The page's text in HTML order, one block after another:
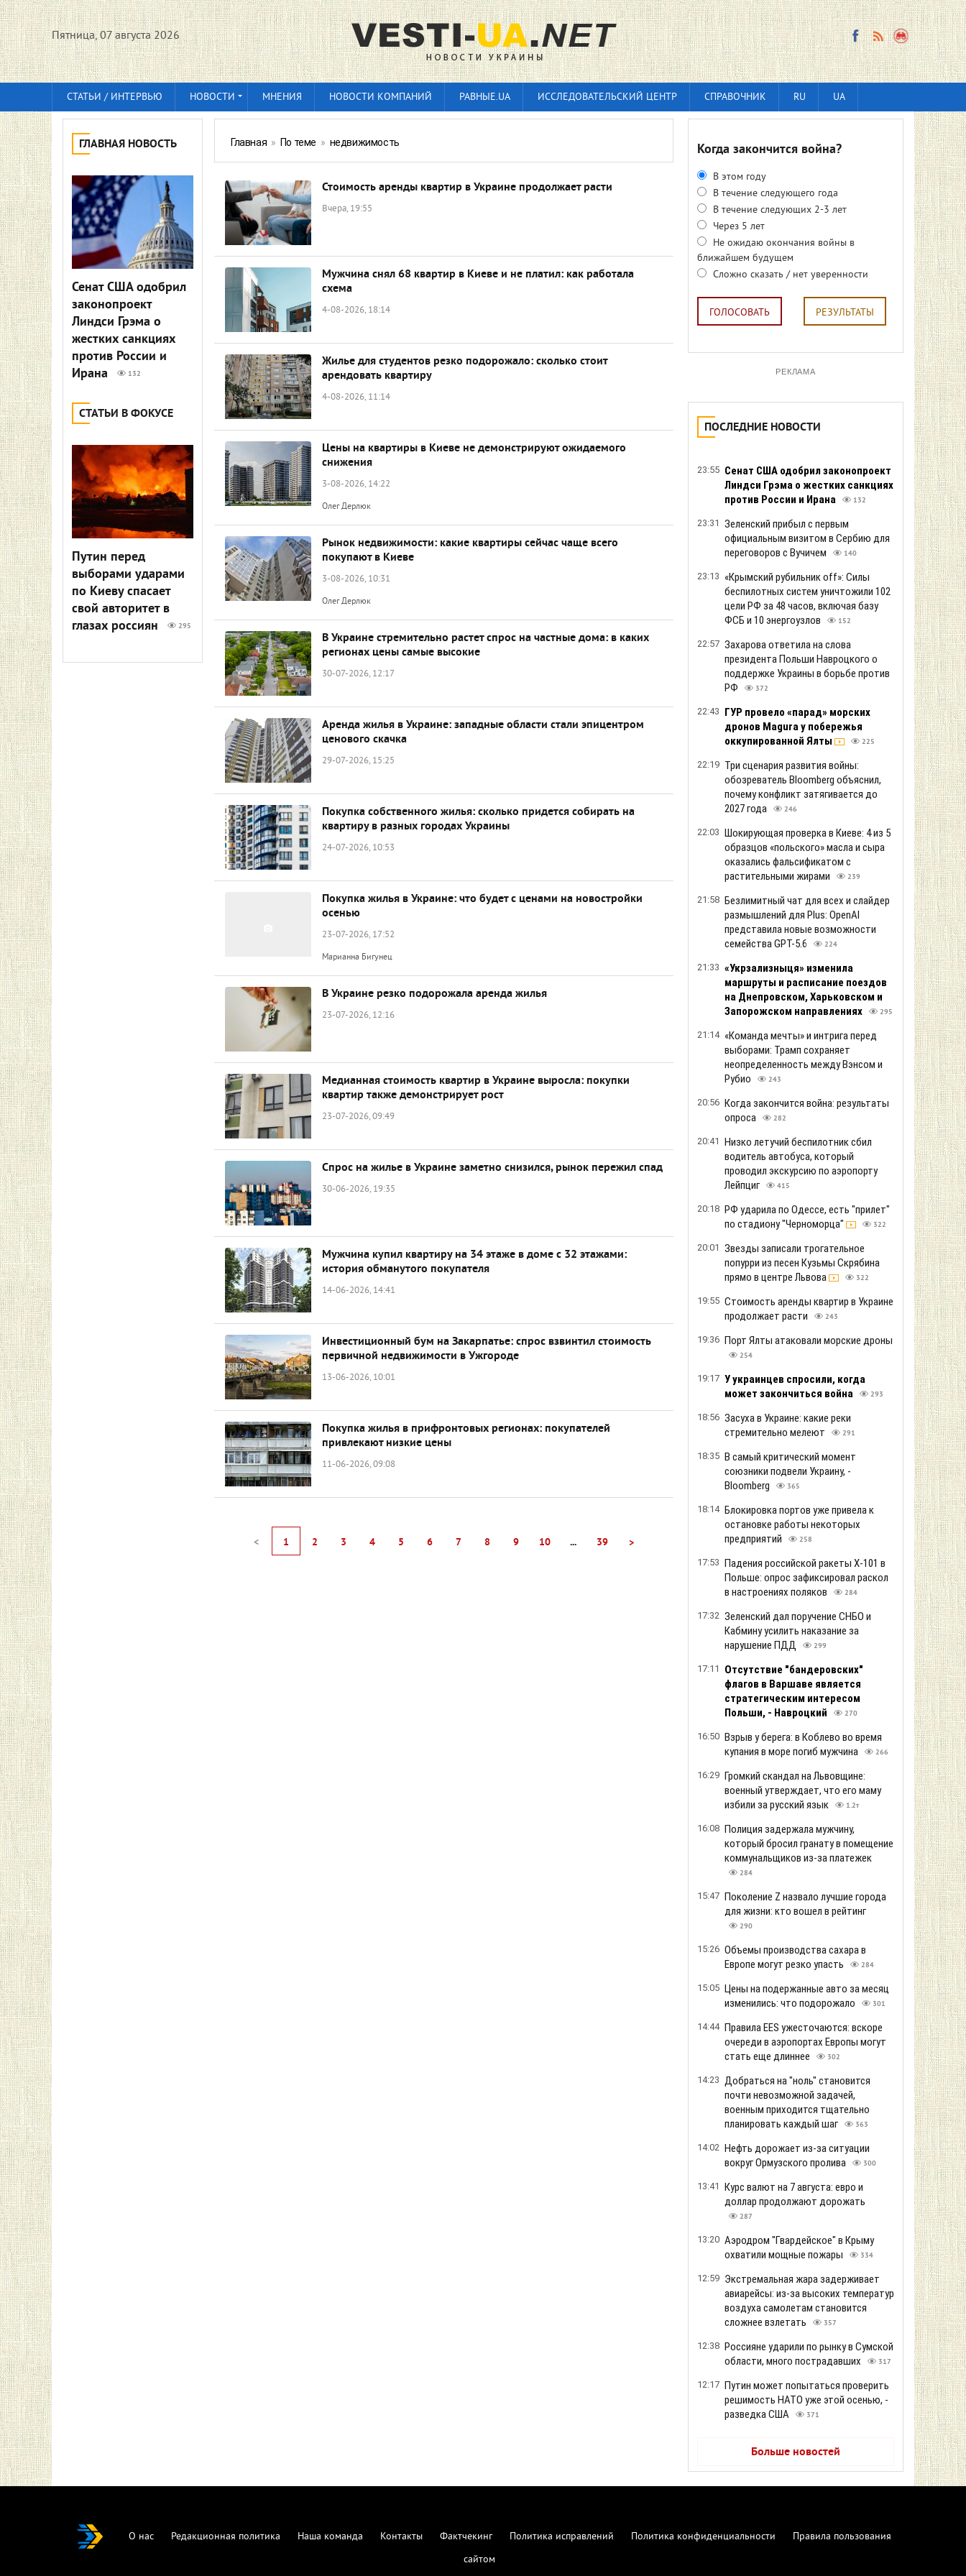
Пятница, 07 августа 2026
СТАТЬИ / ИНТЕРВЬЮ НОВОСТИ МНЕНИЯ НОВОСТИ КОМПАНИЙ РАВНЫЕ.UA ИССЛЕДОВАТЕЛЬСКИЙ ЦЕНТР СПРАВОЧНИК RU UA
ГЛАВНАЯ НОВОСТЬ
Сенат США одобрил
законопроект
Линдси Грэма о
жестких санкциях
против России и
Ирана
132
СТАТЬИ В ФОКУСЕ
Путин перед
выборами ударами
по Киеву спасает
свой авторитет в
глазах россиян
295
Главная » По теме » недвижимость
Стоимость аренды квартир в Украине продолжает расти
Вчера, 19:55
Мужчина снял 68 квартир в Киеве и не платил: как работала
схема
4-08-2026, 18:14
Жилье для студентов резко подорожало: сколько стоит
арендовать квартиру
4-08-2026, 11:14
Цены на квартиры в Киеве не демонстрируют ожидаемого
снижения
3-08-2026, 14:22
Олег Дерлюк
Рынок недвижимости: какие квартиры сейчас чаще всего
покупают в Киеве
3-08-2026, 10:31
Олег Дерлюк
В Украине стремительно растет спрос на частные дома: в каких
регионах цены самые высокие
30-07-2026, 12:17
Аренда жилья в Украине: западные области стали эпицентром
ценового скачка
29-07-2026, 15:25
Покупка собственного жилья: сколько придется собирать на
квартиру в разных городах Украины
24-07-2026, 10:53
Покупка жилья в Украине: что будет с ценами на новостройки
осенью
23-07-2026, 17:52
Марианна Бигунец
В Украине резко подорожала аренда жилья
23-07-2026, 12:16
Медианная стоимость квартир в Украине выросла: покупки
квартир также демонстрирует рост
23-07-2026, 09:49
Спрос на жилье в Украине заметно снизился, рынок пережил спад
30-06-2026, 19:35
Мужчина купил квартиру на 34 этаже в доме с 32 этажами:
история обманутого покупателя
14-06-2026, 14:41
Инвестиционный бум на Закарпатье: спрос взвинтил стоимость
первичной недвижимости в Ужгороде
13-06-2026, 10:01
Покупка жилья в прифронтовых регионах: покупателей
привлекают низкие цены
11-06-2026, 09:08
< 1 2 3 4 5 6 7 8 9 10 ... 39 >
Когда закончится война?
В этом году
В течение следующего года
В течение следующих 2-3 лет
Через 5 лет
Не ожидаю окончания войны в
ближайшем будущем
Сложно сказать / нет уверенности
ГОЛОСОВАТЬ РЕЗУЛЬТАТЫ
РЕКЛАМА
ПОСЛЕДНИЕ НОВОСТИ
23:55 Сенат США одобрил законопроект
Линдси Грэма о жестких санкциях
против России и Ирана
132
23:31 Зеленский прибыл с первым
официальным визитом в Сербию для
переговоров с Вучичем
140
23:13 «Крымский рубильник off»: Силы
беспилотных систем уничтожили 102
цели РФ за 48 часов, включая базу
ФСБ и 10 энергоузлов
152
22:57 Захарова ответила на слова
президента Польши Навроцкого о
поддержке Украины в борьбе против
РФ
372
22:43 ГУР провело «парад» морских
дронов Magura у побережья
оккупированной Ялты
225
22:19 Три сценария развития войны:
обозреватель Bloomberg объяснил,
почему конфликт затягивается до
2027 года
246
22:03 Шокирующая проверка в Киеве: 4 из 5
образцов «польского» масла и сыра
оказались фальсификатом с
растительными жирами
239
21:58 Безлимитный чат для всех и слайдер
размышлений для Plus: OpenAI
представила новые возможности
семейства GPT-5.6
224
21:33 «Укрзализныця» изменила
маршруты и расписание поездов
на Днепровском, Харьковском и
Запорожском направлениях
295
21:14 «Команда мечты» и интрига перед
выборами: Трамп сохраняет
неопределенность между Вэнсом и
Рубио
243
20:56 Когда закончится война: результаты
опроса
282
20:41 Низко летучий беспилотник сбил
водитель автобуса, который
проводил экскурсию по аэропорту
Лейпциг
415
20:18 РФ ударила по Одессе, есть "прилет"
по стадиону "Черноморца"
322
20:01 Звезды записали трогательное
попурри из песен Кузьмы Скрябина
прямо в центре Львова
322
19:55 Стоимость аренды квартир в Украине
продолжает расти
243
19:36 Порт Ялты атаковали морские дроны
254
19:17 У украинцев спросили, когда
может закончиться война
293
18:56 Засуха в Украине: какие реки
стремительно мелеют
291
18:35 В самый критический момент
союзники подвели Украину, -
Bloomberg
365
18:14 Блокировка портов уже привела к
остановке работы некоторых
предприятий
258
17:53 Падения российской ракеты Х-101 в
Польше: опрос зафиксировал раскол
в настроениях поляков
284
17:32 Зеленский дал поручение СНБО и
Кабмину усилить наказание за
нарушение ПДД
299
17:11
Отсутствие "бандеровских"
флагов в Варшаве является
стратегическим интересом
Польши, - Навроцкий
270
16:50 Взрыв у берега: в Коблево во время
купания в море погиб мужчина
266
16:29 Громкий скандал на Львовщине:
военный утверждает, что его маму
избили за русский язык
1.2т
16:08 Полиция задержала мужчину,
который бросил гранату в помещение
коммунальщиков из-за платежек
284
15:47 Поколение Z назвало лучшие города
для жизни: кто вошел в рейтинг
290
15:26 Объемы производства сахара в
Европе могут резко упасть
284
15:05 Цены на подержанные авто за месяц
изменились: что подорожало
301
14:44 Правила EES ужесточаются: вскоре
очереди в аэропортах Европы могут
стать еще длиннее
302
14:23 Добраться на "ноль" становится
почти невозможной задачей,
военным приходится тщательно
планировать каждый шаг
363
14:02 Нефть дорожает из-за ситуации
вокруг Ормузского пролива
300
13:41 Курс валют на 7 августа: евро и
доллар продолжают дорожать
287
13:20 Аэродром "Гвардейское" в Крыму
охватили мощные пожары
334
12:59 Экстремальная жара задерживает
авиарейсы: из-за высоких температур
воздуха самолетам становится
сложнее взлетать
357
12:38 Россияне ударили по рынку в Сумской
области, много пострадавших
317
12:17 Путин может попытаться проверить
решимость НАТО уже этой осенью, -
разведка США
371
Больше новостей
О нас Редакционная политика Наша команда Контакты Фактчекинг Политика исправлений Политика конфиденциальности
Правила пользования
сайтом